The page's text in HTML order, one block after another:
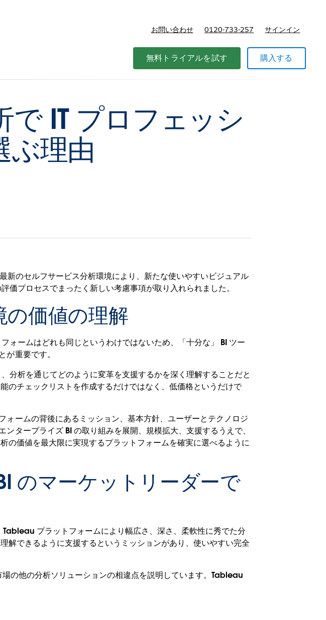
ース
sub-navigation for プランと価格
お問い合わせ 0120-733-257 サインイン
無料トライアルを試す 購入する
で IT プロフェッシ
ぶ理由
新のセルフサービス分析環境により、新たな使いやすいビジュアル
プロセスでまったく新しい考慮事項が取り入れられました。
価値の理解
ォームはどれも同じというわけではないため、「十分な」 BI ツー
重要です。
分析を通じてどのように変革を支援するかを深く理解することだと
チェックリストを作成するだけではなく、低価格というだけで
ームの背後にあるミッション、基本方針、ユーザーとテクノロジ
タープライズ BI の取り組みを展開、規模拡大、支援するうえで、
の価値を最大限に実現するプラットフォームを確実に選べるように
のマーケットリーダーで
プラットフォームにより幅広さ、深さ、柔軟性に秀でた分
できるように支援するというミッションがあり、使いやすい完全
の他の分析ソリューションの相違点を説明しています。Tableau